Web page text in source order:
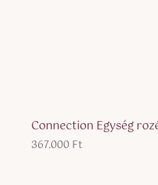
Connection Egység
367.000 Ft